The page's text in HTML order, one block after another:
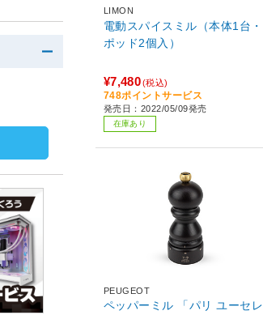
LIMON
電動スパイスミル（本体1台・
ポッド2個入）
¥7,480(税込)
748ポイントサービス
発売日：2022/05/09発売
在庫あり
PEUGEOT
ペッパーミル 「パリ ユーセレ